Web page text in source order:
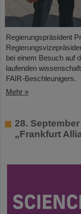
Regierungspräsident
bei einem Besuch auf
laufenden
FAIR-Beschleunigers.
Mehr »
28.
„Frankfurt